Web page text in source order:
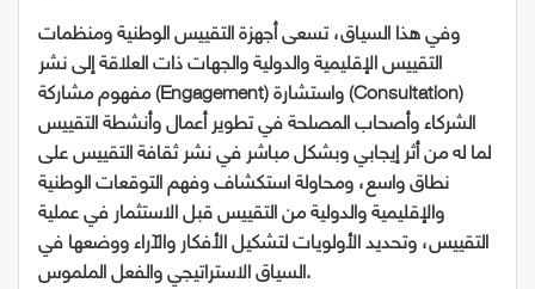
وفي هذا السياق، تسعى أجهزة التقييس الوطنية ومنظمات
التقييس الإقليمية والدولية والجهات ذات العلاقة إلى نشر
مفهوم مشاركة (Engagement) واستشارة (Consultation)
الشركاء وأصحاب المصلحة في تطوير أعمال وأنشطة التقييس
لما له من أثر إيجابي وبشكل مباشر في نشر ثقافة التقييس على
نطاق واسع، ومحاولة استكشاف وفهم التوقعات الوطنية
والإقليمية والدولية من التقييس قبل الاستثمار في عملية
التقييس، وتحديد الأولويات لتشكيل الأفكار والآراء ووضعها في
السياق الاستراتيجي والفعل الملموس.